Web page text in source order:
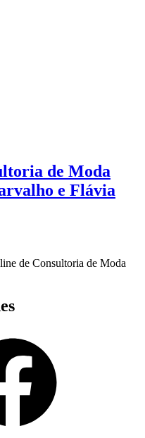
de Moda
e Flávia
de Consultoria de Moda